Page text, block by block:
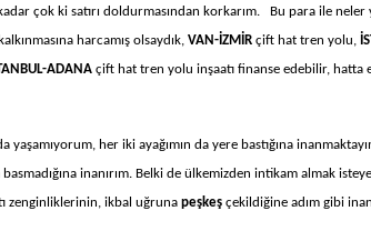
çok ki satırı doldurmasından korkarım. Bu para ile neler
harcamış olsaydık, VAN-İZMİR çift hat tren yolu,
ADANA çift hat tren yolu inşaatı finanse edebilir,
yaşamıyorum, her iki ayağımın da yere bastığına
basmadığına inanırım. Belki de ülkemizden intikam almak
zenginliklerinin, ikbal uğruna peşkeş çekildiğine adım gibi